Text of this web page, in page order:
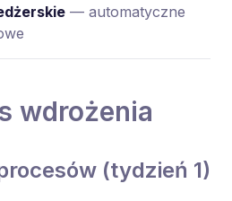
— automatyczne
wdrożenia
(tydzień 1)